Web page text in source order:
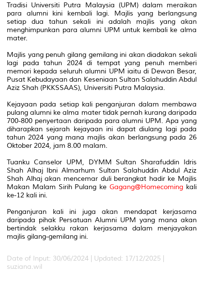
Tradisi Universiti Putra Malaysia (UPM) dalam meraikan
para alumni kini kembali lagi. Majlis yang berlangsung
setiap dua tahun sekali ini adalah majlis yang akan
menghimpunkan para alumni UPM untuk kembali ke alma
mater.
Majlis yang penuh gilang gemilang ini akan diadakan sekali
lagi pada tahun 2024 di tempat yang penuh memberi
memori kepada seluruh alumni UPM iaitu di Dewan Besar,
Pusat Kebudayaan dan Keseniaan Sultan Salahuddin Abdul
Aziz Shah (PKKSSAAS), Universiti Putra Malaysia.
Kejayaan pada setiap kali penganjuran dalam membawa
pulang alumni ke alma mater tidak pernah kurang daripada
700-800 penyertaan daripada para alumni UPM. Apa yang
diharapkan sejarah kejayaan ini dapat diulang lagi pada
tahun 2024 yang mana majlis akan berlangsung pada 26
Oktober 2024, jam 8.00 malam.
Tuanku Canselor UPM, DYMM Sultan Sharafuddin Idris
Shah Alhaj Ibni Almarhum Sultan Salahuddin Abdul Aziz
Shah Alhaj akan mencemar duli berangkat hadir ke Majlis
Makan Malam Sirih Pulang keGagang@Homecoming kali
ke-12 kali ini.
Penganjuran kali ini juga akan mendapat kerjasama
daripada pihak Persatuan Alumni UPM yang mana akan
bertindak selakku rakan kerjasama dalam menjayakan
majlis gilang-gemilang ini.
Date of Input: 30/06/2024 | Updated: 17/12/2025 |
suziana.wil